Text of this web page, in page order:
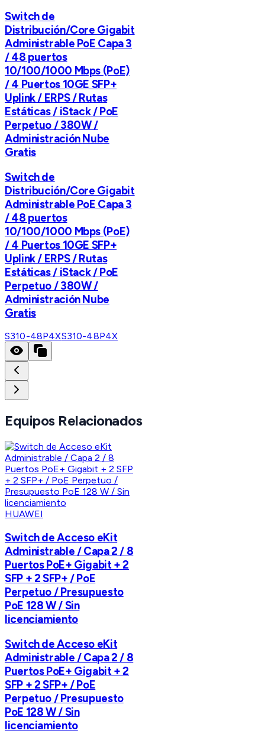
Switch de
Distribución/Core Gigabit
Administrable PoE Capa 3
/ 48 puertos
10/100/1000 Mbps (PoE)
/ 4 Puertos 10GE SFP+
Uplink / ERPS / Rutas
Estáticas / iStack / PoE
Perpetuo / 380W /
Administración Nube
Gratis
Switch de
Distribución/Core Gigabit
Administrable PoE Capa 3
/ 48 puertos
10/100/1000 Mbps (PoE)
/ 4 Puertos 10GE SFP+
Uplink / ERPS / Rutas
Estáticas / iStack / PoE
Perpetuo / 380W /
Administración Nube
Gratis
S310-48P4XS310-48P4X
Equipos Relacionados
HUAWEI
Switch de Acceso eKit
Administrable / Capa 2 / 8
Puertos PoE+ Gigabit + 2
SFP + 2 SFP+ / PoE
Perpetuo / Presupuesto
PoE 128 W / Sin
licenciamiento
Switch de Acceso eKit
Administrable / Capa 2 / 8
Puertos PoE+ Gigabit + 2
SFP + 2 SFP+ / PoE
Perpetuo / Presupuesto
PoE 128 W / Sin
licenciamiento